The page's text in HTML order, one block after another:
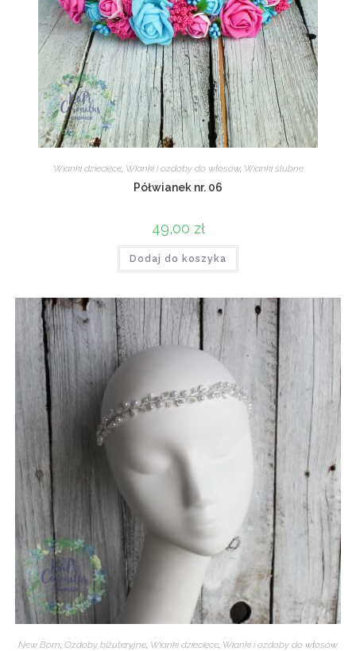
Wianki dziecięce, Wianki i ozdoby do włosów, Wianki ślubne
Półwianek nr. 06
49,00 zł
Dodaj do koszyka
New Born, Ozdoby biżuteryjne, Wianki dziecięce, Wianki i ozdoby do włosów